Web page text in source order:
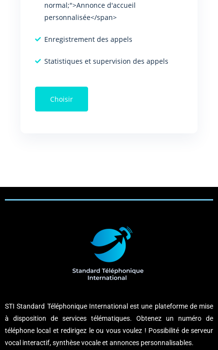
normal;">Annonce d'accueil
personnalisée</span>
Enregistrement des appels
Statistiques et supervision des appels
Choisir
STI Standard Téléphonique International est une plateforme de mise
à disposition de services télématiques. Obtenez un numéro de
téléphone local et redirigez le ou vous voulez ! Possibilité de serveur
vocal interactif, synthèse vocale et annonces personnalisables.